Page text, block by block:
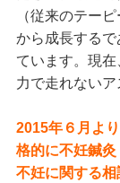
（従来のテー
から成長する
ています。現
力で走れないア
2015年６月よ
格的に不妊鍼灸
不妊に関する相